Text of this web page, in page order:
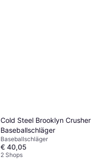
Cold Steel Brooklyn Crusher
Baseballschläger
Baseballschläger
€ 40,05
2 Shops